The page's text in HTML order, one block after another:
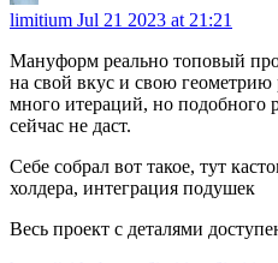
limitium Jul 21 2023 at 21:21
Мануформ реально топовый
на свой вкус и свою геометрию
много итераций, но подобного
сейчас не даст.
Себе собрал вот такое, тут
холдера, интеграция подушек
Весь проект с деталями